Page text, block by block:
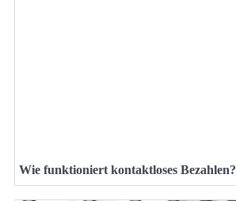
Wie funktioniert kontaktloses Bezahlen?